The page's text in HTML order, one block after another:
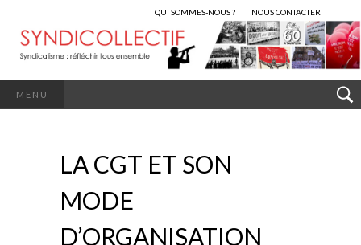
QUI SOMMES-NOUS ? NOUS CONTACTER
MENU
LA CGT ET SON
MODE
D’ORGANISATION